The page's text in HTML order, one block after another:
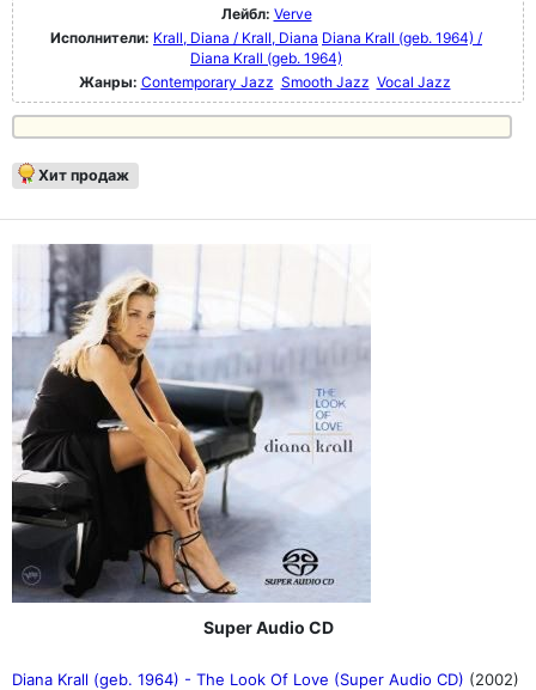
Лейбл: Verve
Исполнители: Krall, Diana / Krall, Diana Diana Krall (geb. 1964) /
Diana Krall (geb. 1964)
Жанры: Contemporary Jazz Smooth Jazz Vocal Jazz
Хит продаж
Super Audio CD
Diana Krall (geb. 1964) - The Look Of Love (Super Audio CD) (2002)